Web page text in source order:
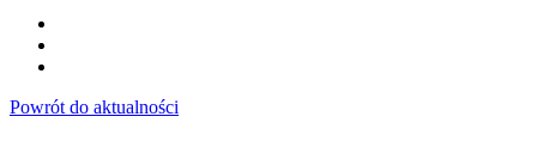
Powrót do aktualności